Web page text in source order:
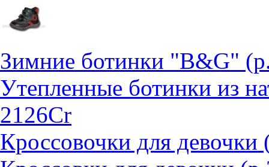
Зимние ботинки "B&G"
Утепленные ботинки из
2126Cr
Кроссовочки для